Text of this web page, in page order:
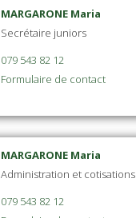
MARGARONE Maria
Secrétaire juniors
079 543 82 12
Formulaire de contact
MARGARONE Maria
Administration et cotisations
079 543 82 12